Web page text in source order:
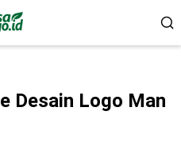
Desain Logo Man